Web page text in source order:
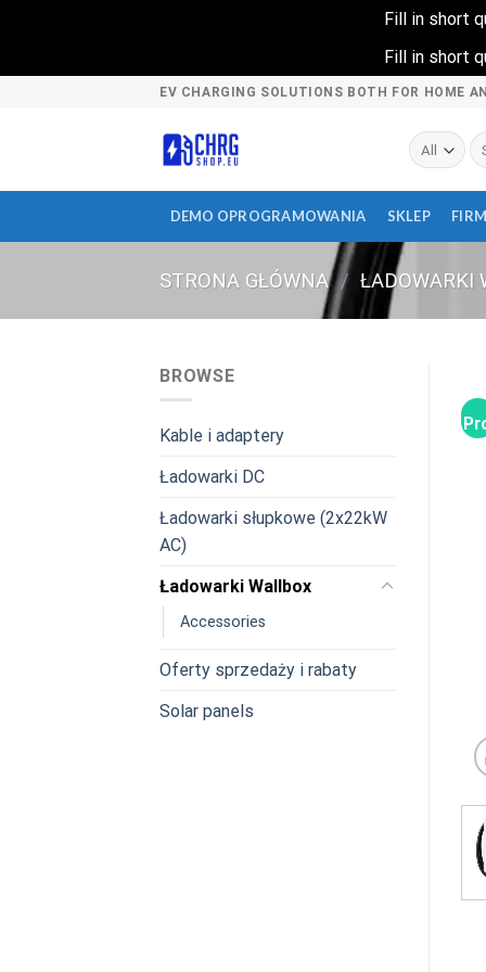
Fill in short
Fill in short
EV CHARGING SOLUTIONS BOTH FOR HOME
DEMO OPROGRAMOWANIA SKLEP
STRONA GŁÓWNA / ŁADOWARKI
BROWSE
Kable i adaptery
Ładowarki DC
Ładowarki słupkowe (2x22kW
AC)
Ładowarki Wallbox
Accessories
Oferty sprzedaży i rabaty
Solar panels